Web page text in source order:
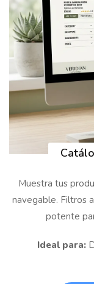
Muestra tus
navegable. Filtros
potente
Ideal para: